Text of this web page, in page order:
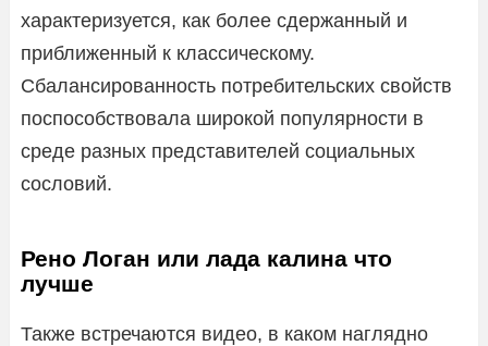
характеризуется, как более сдержанный и
приближенный к классическому.
Сбалансированность потребительских свойств
поспособствовала широкой популярности в
среде разных представителей социальных
сословий.
Рено Логан или лада калина что
лучше
Также встречаются видео, в каком наглядно